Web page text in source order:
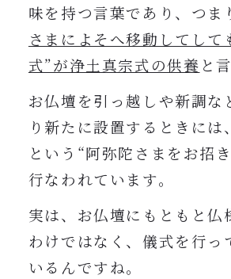
味を持つ言葉であり、つま
さまによそへ移動してして
式”が浄土真宗式の供養 と
お仏壇を引っ越しや新調な
り新たに設置するときには
という“阿弥陀さまをお招
行なわれています。
実は、お仏壇にもともと仏
わけではなく、儀式を行っ
いるんですね。